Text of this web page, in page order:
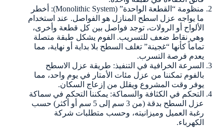
منظومة “القطعة الواحدة” (Monolithic System): أخطر
ما يواجه عزل اسطح المنازل هو الفواصل. عند استخدام
الألواح أو الرولات، توجد فواصل بين كل قطعة وأخرى،
وهي نقاط ضعف للتسريب. الفوم يشكل طبقة متصلة
تماماً كأنها “غجينة” تغلف السطح بلا بداية أو نهاية، مما
يعدم فرصة التسرب.
السرعة الخرافية في التنفيذ: طريقة عزل الاسطح
بالفوم تمكننا من عزل مئات الأمتار في يوم واحد، مما
يوفر وقت المشروع ويقلل من إزعاج السكان.
التحكم في الكثافة والسماكة: يمكننا التحكم في سماكة
عزل السطح بدقة (من 3 سم إلى 5 سم أو أكثر) حسب
رغبة العميل وميزانيته، وحسب متطلبات شركة
الكهرباء.